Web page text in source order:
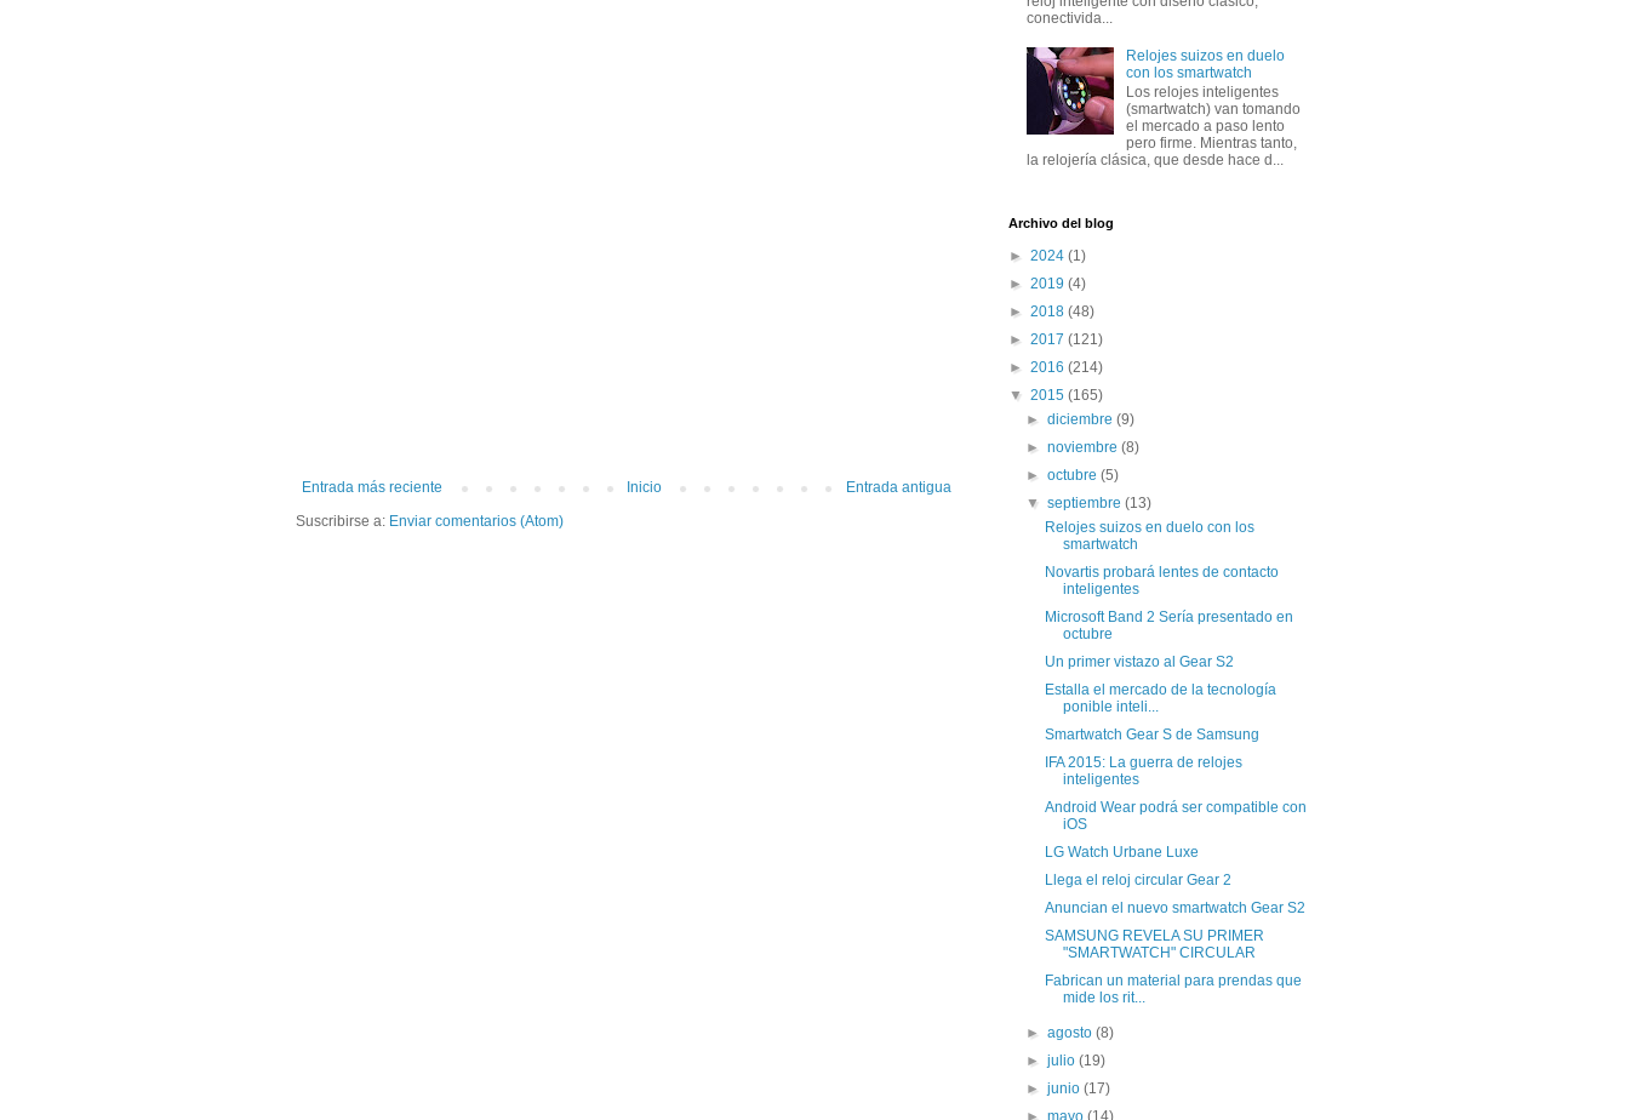
Entrada más reciente Entrada antigua
Inicio
Suscribirse a: Enviar comentarios (Atom)
conectivida...
Relojes suizos en duelo
con los smartwatch
Los relojes inteligentes
(smartwatch) van tomando
el mercado a paso lento
pero firme. Mientras tanto,
la relojería clásica, que desde hace d...
Archivo del blog
► 2024 (1)
► 2019 (4)
► 2018 (48)
► 2017 (121)
► 2016 (214)
▼ 2015 (165)
►diciembre(9)
►noviembre(8)
►octubre(5)
▼septiembre(13)
Relojes suizos en duelo con los
smartwatch
Novartis probará lentes de contacto
inteligentes
Microsoft Band 2 Sería presentado en
octubre
Un primer vistazo al Gear S2
Estalla el mercado de la tecnología
ponible inteli...
Smartwatch Gear S de Samsung
IFA 2015: La guerra de relojes
inteligentes
Android Wear podrá ser compatible con
iOS
LG Watch Urbane Luxe
Llega el reloj circular Gear 2
Anuncian el nuevo smartwatch Gear S2
SAMSUNG REVELA SU PRIMER
"SMARTWATCH" CIRCULAR
Fabrican un material para prendas que
mide los rit...
►agosto(8)
►julio(19)
►junio(17)
►mayo(14)